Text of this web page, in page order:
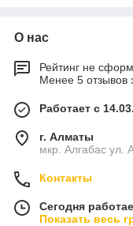
О нас
Рейтинг не
Менее 5 отзывов
Работает с
г. Алматы
мкр. Алгабас ул.
Контакты
Сегодня
Показать весь